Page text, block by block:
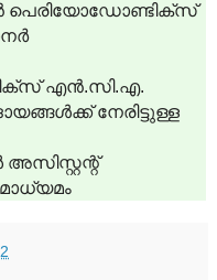
പെരിയോഡോണ്ടിക്‌സ്
എന്‍.സി.എ.
നേരിട്ടുള്ള